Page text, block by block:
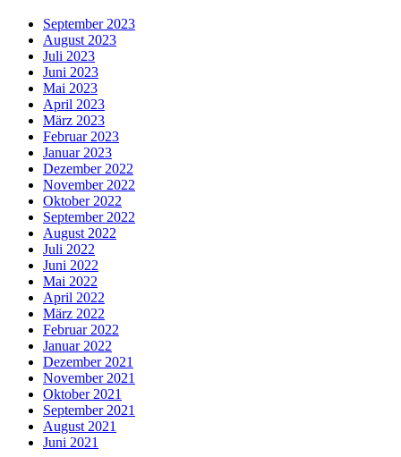
September 2023
August 2023
Juli 2023
Juni 2023
Mai 2023
April 2023
März 2023
Februar 2023
Januar 2023
Dezember 2022
November 2022
Oktober 2022
September 2022
August 2022
Juli 2022
Juni 2022
Mai 2022
April 2022
März 2022
Februar 2022
Januar 2022
Dezember 2021
November 2021
Oktober 2021
September 2021
August 2021
Juni 2021